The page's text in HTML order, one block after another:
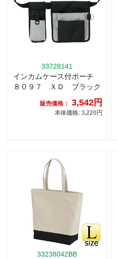
33728141
インカムケース付ポーチ
８０９７ ＸＤ ブラック
販売価格： 3,542円
本体価格: 3,220円
33238042BB